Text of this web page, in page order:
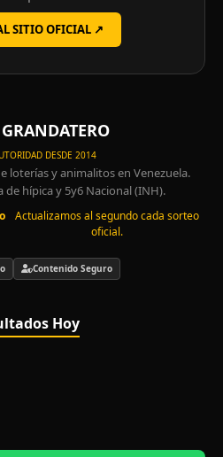
SITIO OFICIAL ↗
DESDE 2014
loterías y animalitos en Venezuela.
hípica y 5y6 Nacional (INH).
Actualizamos al segundo cada sorteo
oficial.
Contenido Seguro
Hoy